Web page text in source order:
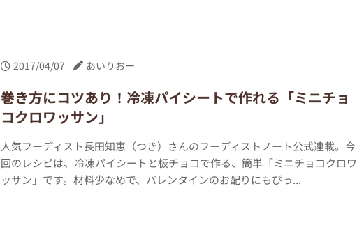
2017/04/07 あいりおー
巻き方にコツあり！冷凍パイシートで作れる「ミニチョ
コクロワッサン」
人気フーディスト長田知恵（つき）さんのフーディストノート公式連載。今
回のレシピは、冷凍パイシートと板チョコで作る、簡単「ミニチョコクロワ
ッサン」です。材料少なめで、バレンタインのお配りにもぴっ...